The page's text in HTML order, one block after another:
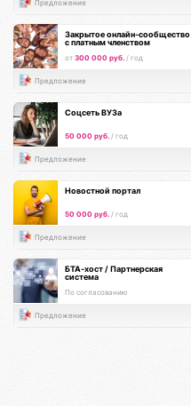
Предложение
Закрытое онлайн-сообщество
с платным членством
от 300 000 руб. / год
Предложение
Соцсеть ВУЗа
50 000 руб. / год
Предложение
Новостной портал
50 000 руб. / год
Предложение
БТА-хост / Партнерская
система
По согласованию
Предложение